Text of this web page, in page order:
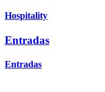
Hospitality
Entradas
Entradas